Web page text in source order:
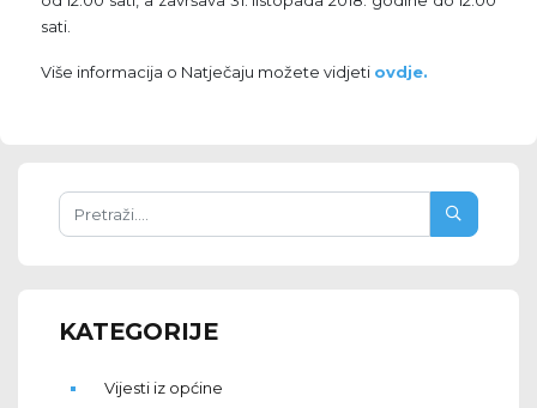
sati.
Više informacija o Natječaju možete vidjeti ovdje.
KATEGORIJE
Vijesti iz općine